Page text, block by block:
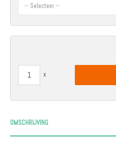
OMSCHRIJVING